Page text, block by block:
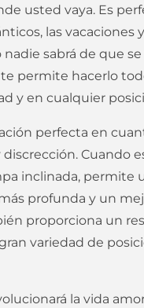
usted vaya. Es
las vacaciones
sabrá de que se
permite hacerlo
y en cualquier
perfecta en
Cuando
inclinada, permite
profunda y un
proporciona un
variedad de
la vida